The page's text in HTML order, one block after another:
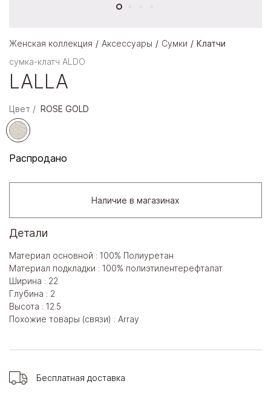
Женская коллекция Аксессуары Сумки
Клатчи
сумка-клатч ALDO
LALLA
Цвет ROSE GOLD
Распродано
Наличие в магазинах
Детали
Материал основной : 100% Полиуретан
Материал подкладки : 100% полиэтилентерефталат
Ширина : 22
Глубина : 2
Высота : 12.5
Похожие товары (связи) : Array
Бесплатная доставка